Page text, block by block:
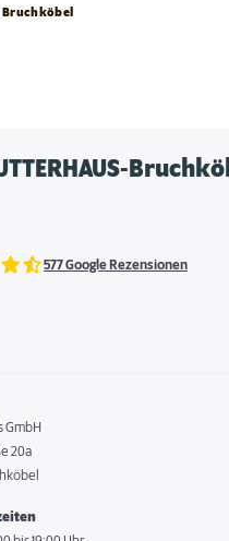
Bruchköbel
577 Google Rezensionen
GmbH
20a